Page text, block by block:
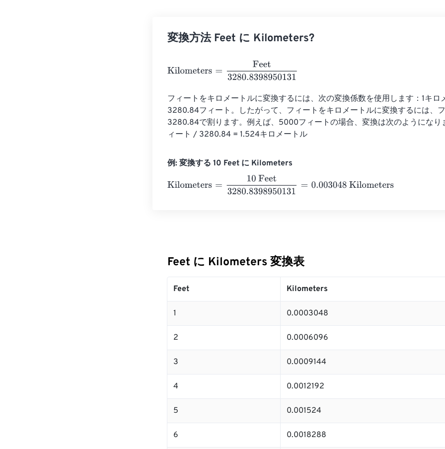
変換方法 Feet に Kilometers?
Kilometers 3280.8398950131
フィートをキロメートルに変換するには、次の変換係数を使用します：1キロ
3280.84フィート。したがって、フィートをキロメートルに変換するには、
3280.84で割ります。例えば、5000フィートの場合、変換は次のようになり
ィート / 3280.84 = 1.524キロメートル
例: 変換する 10 Feet に Kilometers
Kilometers
3280.8398950131 0.003048 Kilometers
Feet に Kilometers 変換表
Feet Kilometers
1 0.0003048
2 0.0006096
3 0.0009144
4 0.0012192
5 0.001524
6 0.0018288